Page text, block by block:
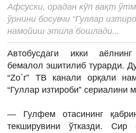
ИНТЕРВЬЮ
ЛОЙИҲАЛАР
Таҳлил
Саломатлик
Реклама
Афсуски, орадан кўп вақт
ўрнини босувчи “Гуллар
намойиш этила бошлади...
Автобусдаги икки
бемалол эшитилиб турарди.
“Zo`r” ТВ канали орқали
“Гуллар изтироби” сериалини
— Гулфем отасининг
текширувини ўтказди.